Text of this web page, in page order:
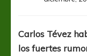
Carlos Tévez
los fuertes